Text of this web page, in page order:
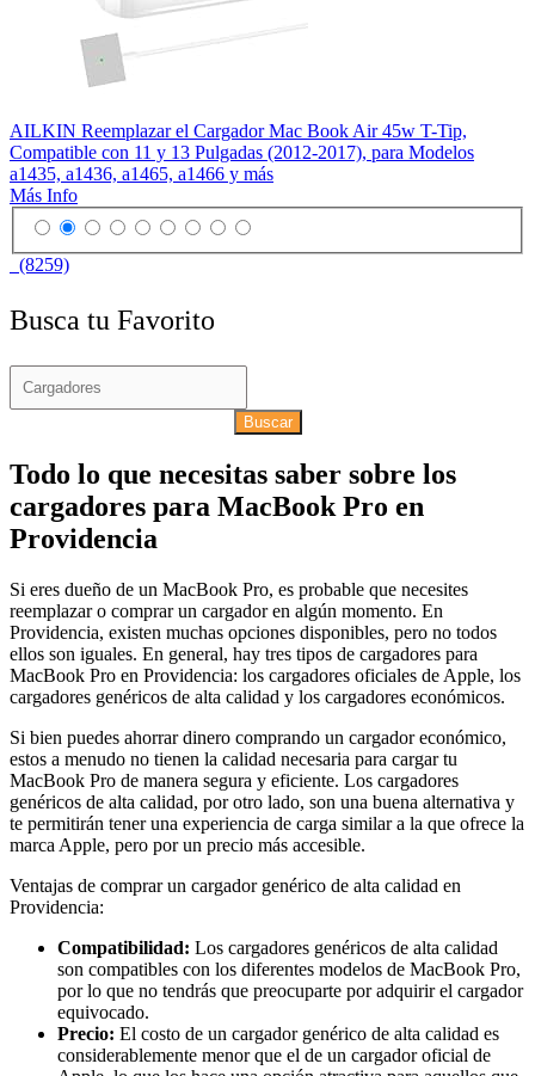
AILKIN Reemplazar el Cargador Mac Book Air 45w T-Tip,
Compatible con 11 y 13 Pulgadas (2012-2017), para Modelos
a1435, a1436, a1465, a1466 y más
Más Info
(8259)
Busca tu Favorito
Buscar
Todo lo que necesitas saber sobre los
cargadores para MacBook Pro en
Providencia
Si eres dueño de un MacBook Pro, es probable que necesites
reemplazar o comprar un cargador en algún momento. En
Providencia, existen muchas opciones disponibles, pero no todos
ellos son iguales. En general, hay tres tipos de cargadores para
MacBook Pro en Providencia: los cargadores oficiales de Apple, los
cargadores genéricos de alta calidad y los cargadores económicos.
Si bien puedes ahorrar dinero comprando un cargador económico,
estos a menudo no tienen la calidad necesaria para cargar tu
MacBook Pro de manera segura y eficiente. Los cargadores
genéricos de alta calidad, por otro lado, son una buena alternativa y
te permitirán tener una experiencia de carga similar a la que ofrece la
marca Apple, pero por un precio más accesible.
Ventajas de comprar un cargador genérico de alta calidad en
Providencia:
Compatibilidad: Los cargadores genéricos de alta calidad
son compatibles con los diferentes modelos de MacBook Pro,
por lo que no tendrás que preocuparte por adquirir el cargador
equivocado.
Precio: El costo de un cargador genérico de alta calidad es
considerablemente menor que el de un cargador oficial de